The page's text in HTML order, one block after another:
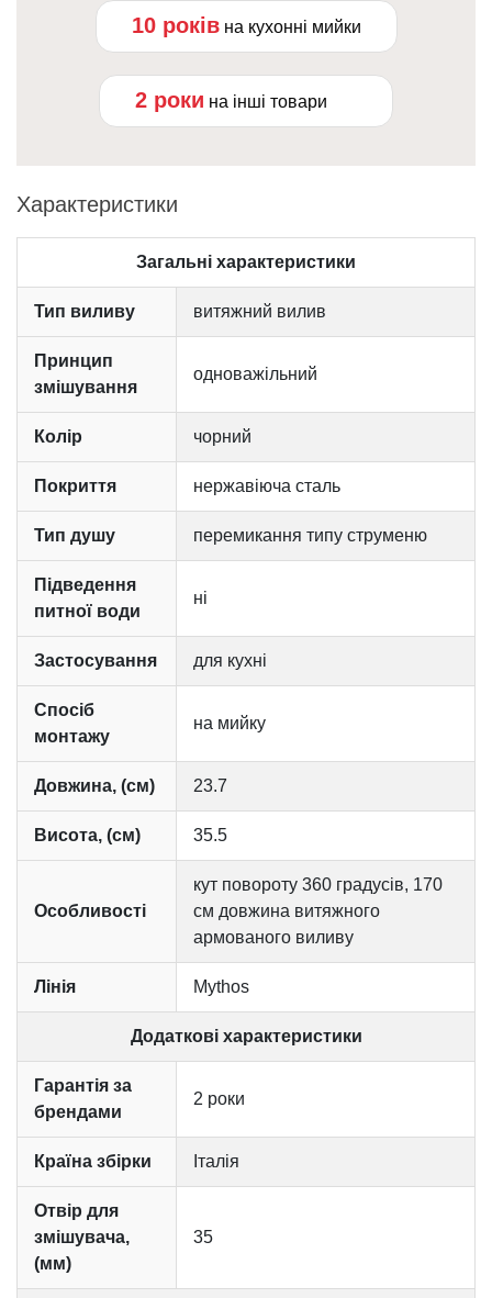
10 років на кухонні мийки
2 роки на інші товари
Характеристики
Загальні характеристики
Тип виливу витяжний вилив
Принцип
змішування
одноважільний
Колір чорний
Покриття нержавіюча сталь
Тип душу перемикання типу струменю
Підведення
питної води
ні
Застосування для кухні
Спосіб
монтажу
на мийку
Довжина, (см) 23.7
Висота, (см) 35.5
Особливості
кут повороту 360 градусів, 170
см довжина витяжного
армованого виливу
Лінія Mythos
Додаткові характеристики
Гарантія за
брендами
2 роки
Країна збірки Італія
Отвір для
змішувача,
(мм)
35